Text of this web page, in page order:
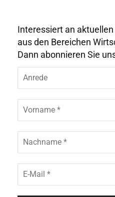
Interessiert an
aus den Bereichen
Dann abonnieren Sie
r
e
e
r
n
m
c
h
a
M